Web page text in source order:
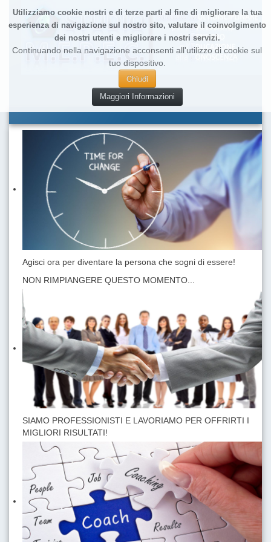
Utilizziamo cookie nostri e di terze parti al fine di migliorare la tua
esperienza di navigazione sul nostro sito, valutare il coinvolgimento
dei nostri utenti e migliorare i nostri servizi.
Continuando nella navigazione acconsenti all'utilizzo di cookie sul
tuo dispositivo.
Chiudi
Maggiori Informazioni
Agisci ora per diventare la persona che sogni di essere!
NON RIMPIANGERE QUESTO MOMENTO...
SIAMO PROFESSIONISTI E LAVORIAMO PER OFFRIRTI I
MIGLIORI RISULTATI!